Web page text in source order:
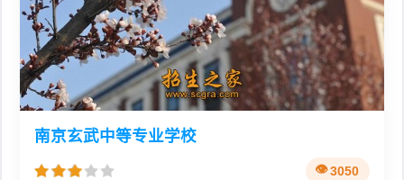
南京玄武中等专业学校
3050